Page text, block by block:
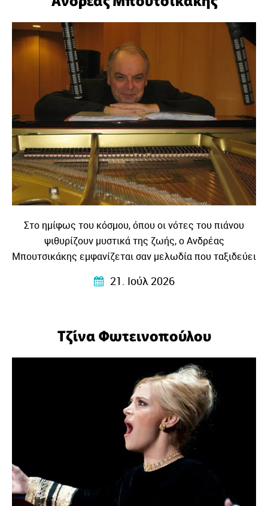
Στο ημίφως του κόσμου, όπου οι νότες του πιάνου
ψιθυρίζουν μυστικά της ζωής, ο Ανδρέας
Μπουτσικάκης εμφανίζεται σαν μελωδία που ταξιδεύει
σε κόσμους και πολιτισμούς.
21. Ιούλ 2026
Τζίνα Φωτεινοπούλου